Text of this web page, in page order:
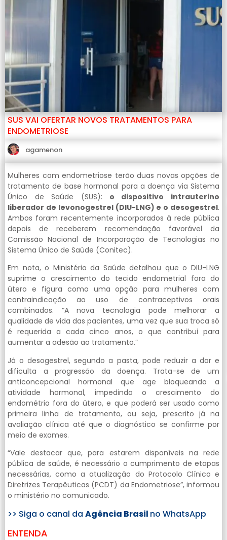
SUS VAI OFERTAR NOVOS TRATAMENTOS PARA
ENDOMETRIOSE
agamenon
Mulheres com endometriose terão duas novas opções de
tratamento de base hormonal para a doença via Sistema
Único de Saúde (SUS): o dispositivo intrauterino
liberador de levonogestrel (DIU-LNG) e o desogestrel.
Ambos foram recentemente incorporados à rede pública
depois de receberem recomendação favorável da
Comissão Nacional de Incorporação de Tecnologias no
Sistema Único de Saúde (Conitec).
Em nota, o Ministério da Saúde detalhou que o DIU-LNG
suprime o crescimento do tecido endometrial fora do
útero e figura como uma opção para mulheres com
contraindicação ao uso de contraceptivos orais
combinados. “A nova tecnologia pode melhorar a
qualidade de vida das pacientes, uma vez que sua troca só
é requerida a cada cinco anos, o que contribui para
aumentar a adesão ao tratamento.”
Já o desogestrel, segundo a pasta, pode reduzir a dor e
dificulta a progressão da doença. Trata-se de um
anticoncepcional hormonal que age bloqueando a
atividade hormonal, impedindo o crescimento do
endométrio fora do útero, e que poderá ser usado como
primeira linha de tratamento, ou seja, prescrito já na
avaliação clínica até que o diagnóstico se confirme por
meio de exames.
“Vale destacar que, para estarem disponíveis na rede
pública de saúde, é necessário o cumprimento de etapas
necessárias, como a atualização do Protocolo Clínico e
Diretrizes Terapêuticas (PCDT) da Endometriose”, informou
o ministério no comunicado.
>> Siga o canal da Agência Brasil no WhatsApp
ENTENDA